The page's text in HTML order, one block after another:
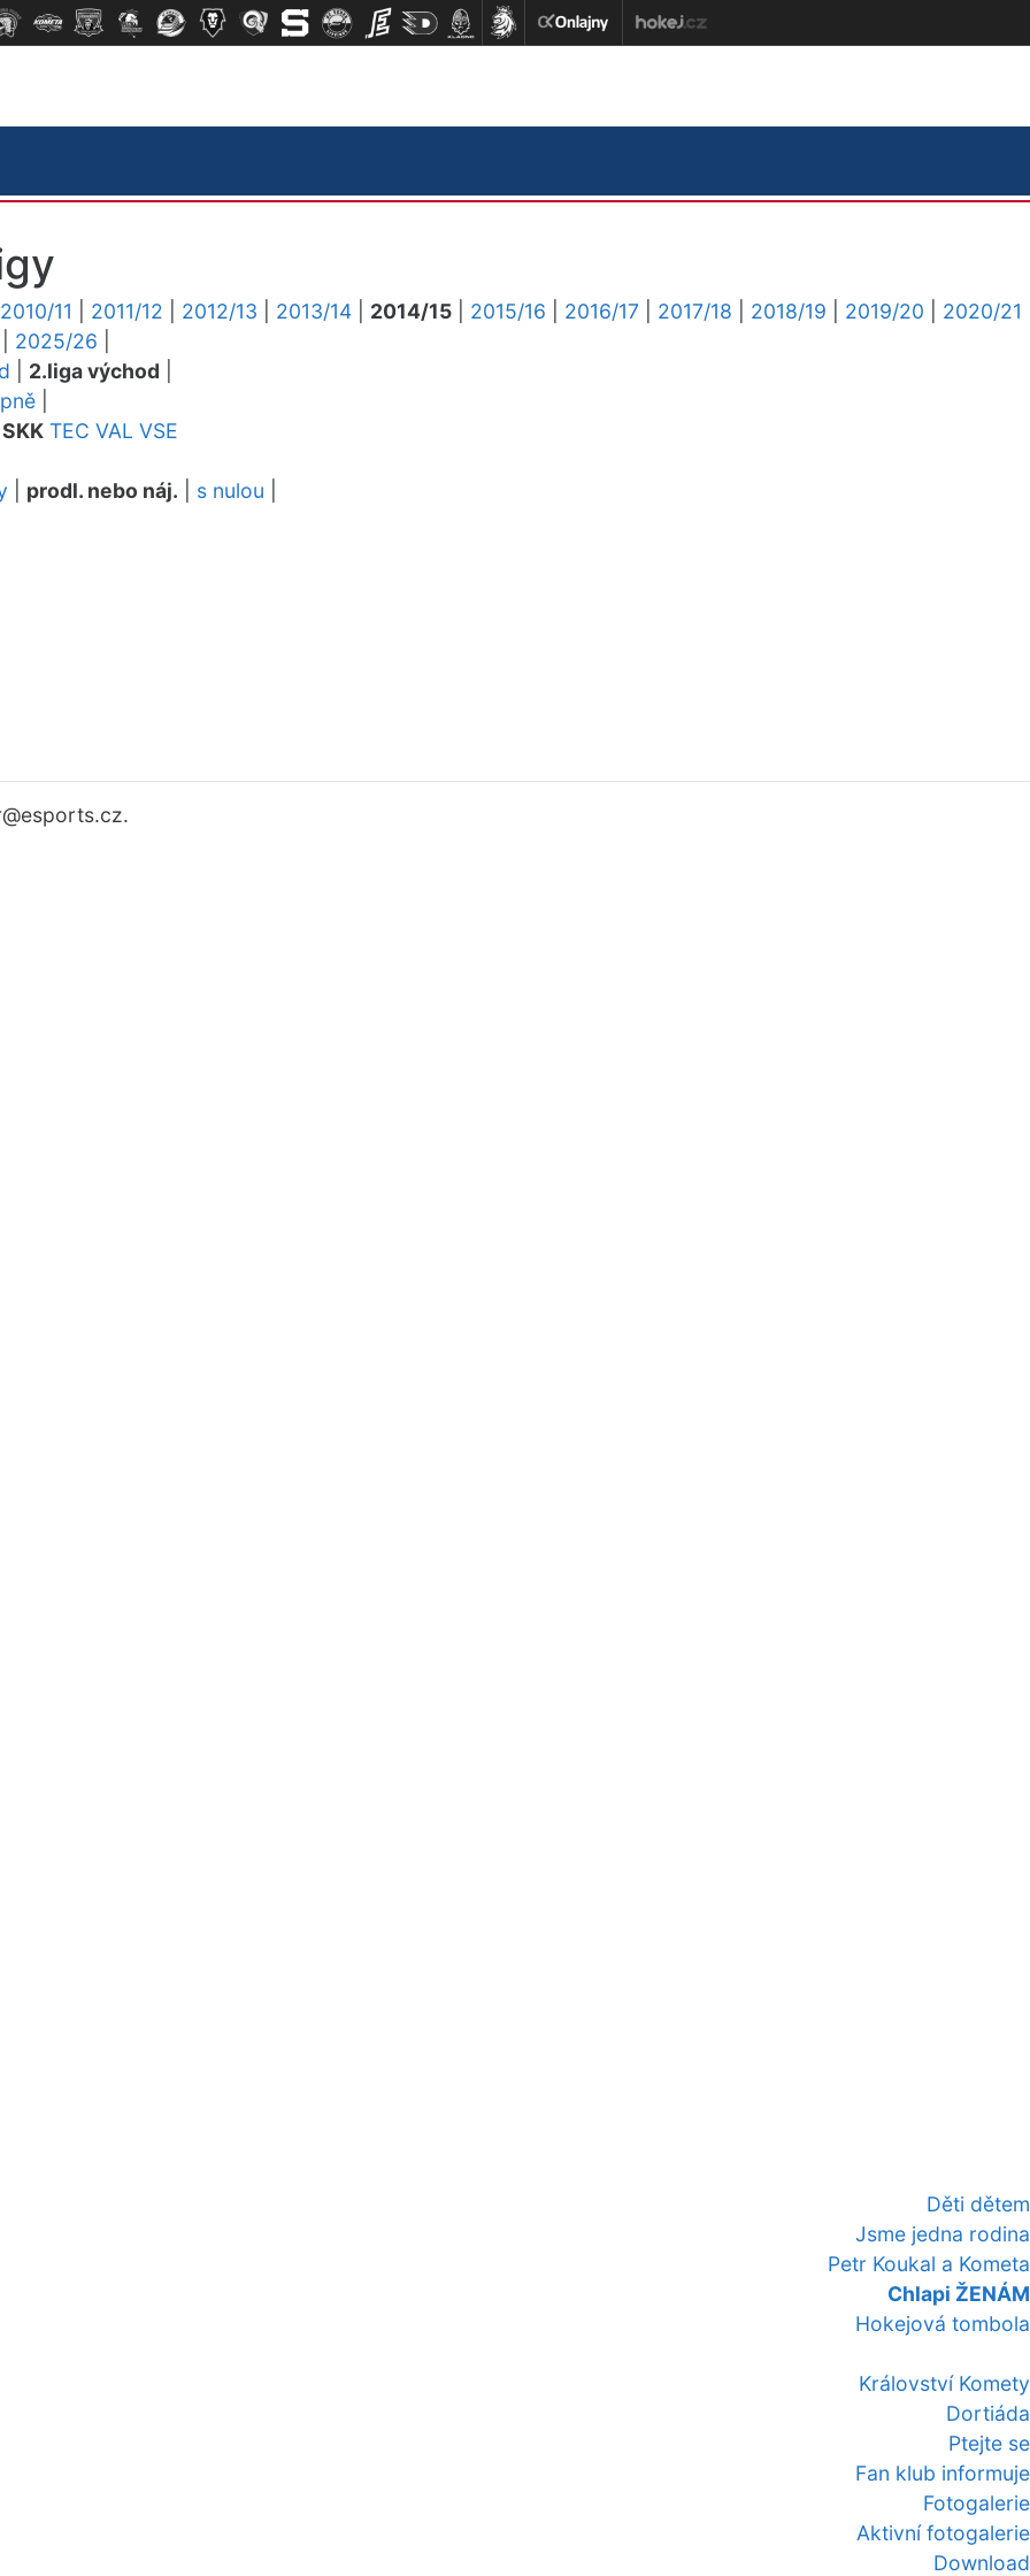
Děti dětem
Jsme jedna rodina
Petr Koukal a Kometa
Chlapi ŽENÁM
Hokejová tombola
Království Komety
Dortiáda
Ptejte se
Fan klub informuje
Fotogalerie
Aktivní fotogalerie
Download
2010/11 2011/12 2012/13 2013/14 2014/15 2015/16 2016/17 2017/18 2018/19 2019/20
2020/21
2025/26
2.liga východ
SKK TEC VAL VSE
prodl. nebo náj. s nulou
@esports.cz.